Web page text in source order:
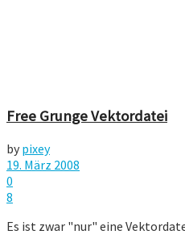
Free Grunge Vektordatei
by pixey
19. März 2008
0
8
Es ist zwar "nur" eine